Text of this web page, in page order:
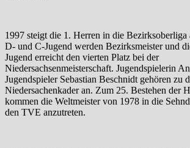
1997 steigt die 1. Herren in die
D- und C-Jugend werden Bezirksmeister und
Jugend erreicht den vierten Platz bei der
Niedersachsenmeisterschaft. Jugendspielerin
Jugendspieler Sebastian Beschnidt gehören zu
Niedersachenkader an. Zum 25. Bestehen der
kommen die Weltmeister von 1978 in die
den TVE anzutreten.